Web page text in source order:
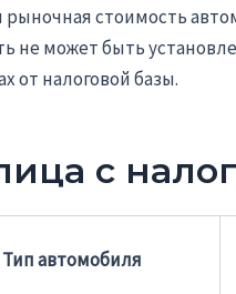
рыночная стоимость
не может быть
от налоговой базы.
с
Тип автомобиля